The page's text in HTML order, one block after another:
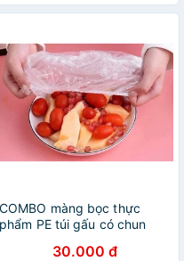
COMBO màng bọc thực
phẩm PE túi gấu có chun
30.000 đ